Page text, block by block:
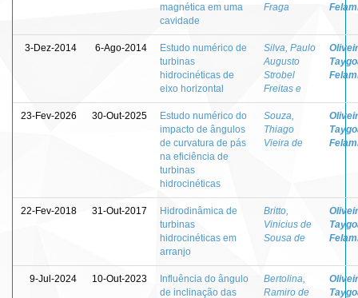
magnética em uma
cavidade
Fraga
3-Dez-2014 6-Ago-2014
Estudo numérico de
turbinas
hidrocinéticas de
eixo horizontal
Silva, Paulo
Augusto
Strobel
Freitas e
23-Fev-2026 30-Out-2025
Estudo numérico do
impacto de ângulos
de curvatura de pás
na eficiência de
turbinas
hidrocinéticas
Souza,
Thiago
Vieira de
22-Fev-2018 31-Out-2017
Hidrodinâmica de
turbinas
hidrocinéticas em
arranjo
Britto,
Vinicius de
Sousa de
9-Jul-2024 10-Out-2023
Influência do ângulo
de inclinação das
Bertolina,
Ramiro de